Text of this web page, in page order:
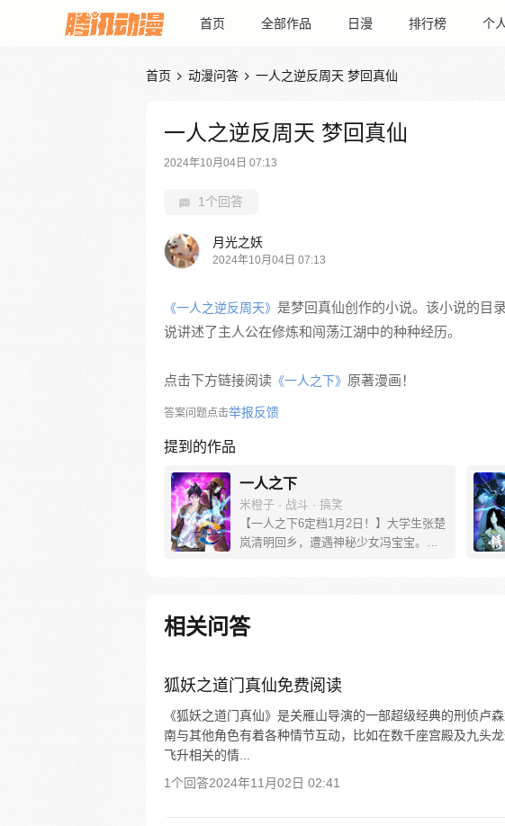
首页 全部作品 日漫 排行榜 个
首页  动漫问答  一人之逆反周天 梦回真仙
一人之逆反周天 梦回真仙
2024年10月04日 07:13
1个回答
月光之妖
2024年10月04日 07:13
《一人之逆反周天》 是梦回真仙创作的小说。该小说的目
说讲述了主人公在修炼和闯荡江湖中的种种经历。
点击下方链接阅读 《一人之下》 原著漫画！
答案问题点击举报反馈
提到的作品
一人之下
米橙子 · 战斗 · 搞笑
【一人之下6定档1月2日！】大学生张楚
岚清明回乡，遭遇神秘少女冯宝宝。素
己与爷爷身上的秘密，张楚岚的生活被
彻底颠覆，与冯宝宝一同踏上“异人”之
相关问答
狐妖之道门真仙免费阅读
《狐妖之道门真仙》是关雁山导演的一部超级经典的刑侦卢
南与其他角色有着各种情节互动，比如在数千座宫殿及九头
飞升相关的情...
1个回答2024年11月02日 02:41